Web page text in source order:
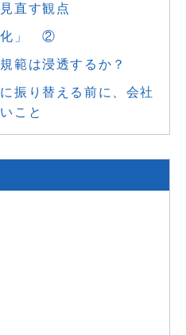
直す観点
化」 ②
範は浸透するか？
振り替える前に、会社
こと